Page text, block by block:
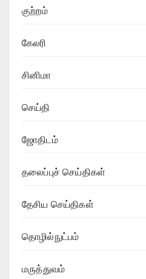
குற்றம்
கேலரி
சினிமா
செய்தி
ஜோதிடம்
தலைப்புச் செய்திகள்
தேசிய செய்திகள்
தொழில்நுட்பம்
மருத்துவம்